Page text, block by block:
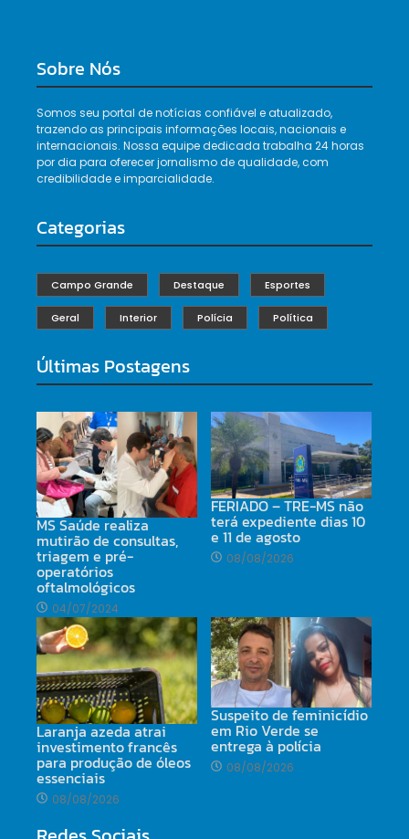
Sobre Nós
Somos seu portal de notícias confiável e atualizado,
trazendo as principais informações locais, nacionais e
internacionais. Nossa equipe dedicada trabalha 24 horas
por dia para oferecer jornalismo de qualidade, com
credibilidade e imparcialidade.
Categorias
Campo Grande Destaque Esportes
Geral Interior Polícia Política
Últimas Postagens
MS Saúde realiza
mutirão de consultas,
triagem e pré-
operatórios
oftalmológicos
04/07/2024
FERIADO – TRE-MS não
terá expediente dias 10
e 11 de agosto
08/08/2026
Laranja azeda atrai
investimento francês
para produção de óleos
essenciais
08/08/2026
Suspeito de feminicídio
em Rio Verde se
entrega à polícia
08/08/2026